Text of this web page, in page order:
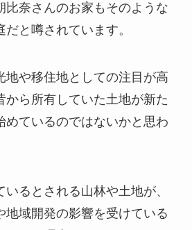
比奈さんのお家もそのような
と噂されています。
地や移住地としての注目が高
から所有していた土地が新た
めているのではないかと思わ
るとされる山林や土地が、
地域開発の影響を受けている